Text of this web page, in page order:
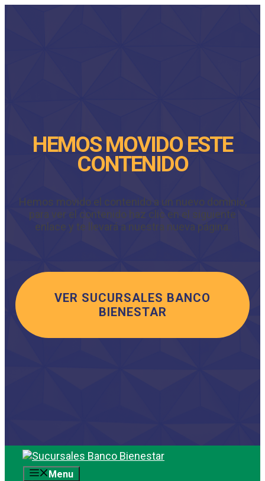
HEMOS MOVIDO ESTE
CONTENIDO
Hemos movido el contenido a un nuevo dominio,
para ver el contenido haz clic en el siguiente
enlace y te llevará a nuestra nueva página.
VER SUCURSALES BANCO
BIENESTAR
Saltar
contenidoMenu